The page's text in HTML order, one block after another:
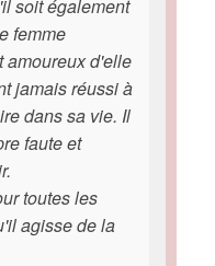
soit également
femme
amoureux d'elle
jamais réussi à
dans sa vie. Il
faute et
toutes les
agisse de la